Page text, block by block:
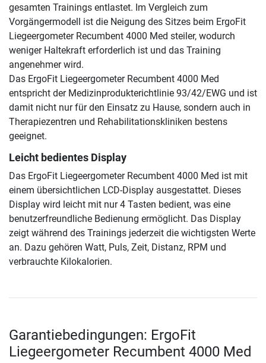
gesamten Trainings entlastet. Im Vergleich zum
Vorgängermodell ist die Neigung des Sitzes beim ErgoFit
Liegeergometer Recumbent 4000 Med steiler, wodurch
weniger Haltekraft erforderlich ist und das Training
angenehmer wird.
Das ErgoFit Liegeergometer Recumbent 4000 Med
entspricht der Medizinprodukterichtlinie 93/42/EWG und ist
damit nicht nur für den Einsatz zu Hause, sondern auch in
Therapiezentren und Rehabilitationskliniken bestens
geeignet.
Leicht bedientes Display
Das ErgoFit Liegeergometer Recumbent 4000 Med ist mit
einem übersichtlichen LCD-Display ausgestattet. Dieses
Display wird leicht mit nur 4 Tasten bedient, was eine
benutzerfreundliche Bedienung ermöglicht. Das Display
zeigt während des Trainings jederzeit die wichtigsten Werte
an. Dazu gehören Watt, Puls, Zeit, Distanz, RPM und
verbrauchte Kilokalorien.
Garantiebedingungen: ErgoFit
Liegeergometer Recumbent 4000 Med